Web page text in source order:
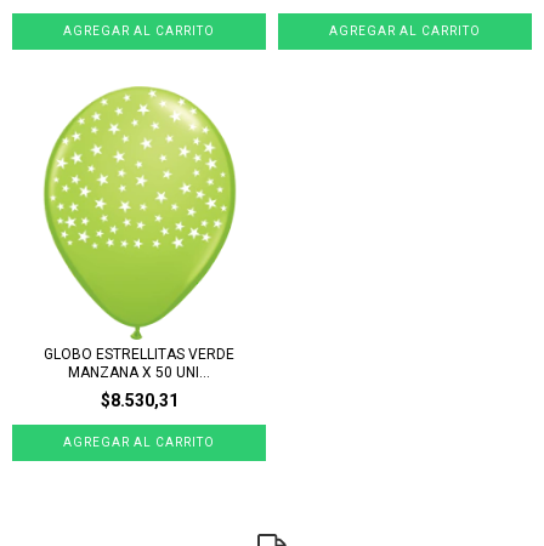
GLOBO ESTRELLITAS VERDE
MANZANA X 50 UNI...
$8.530,31